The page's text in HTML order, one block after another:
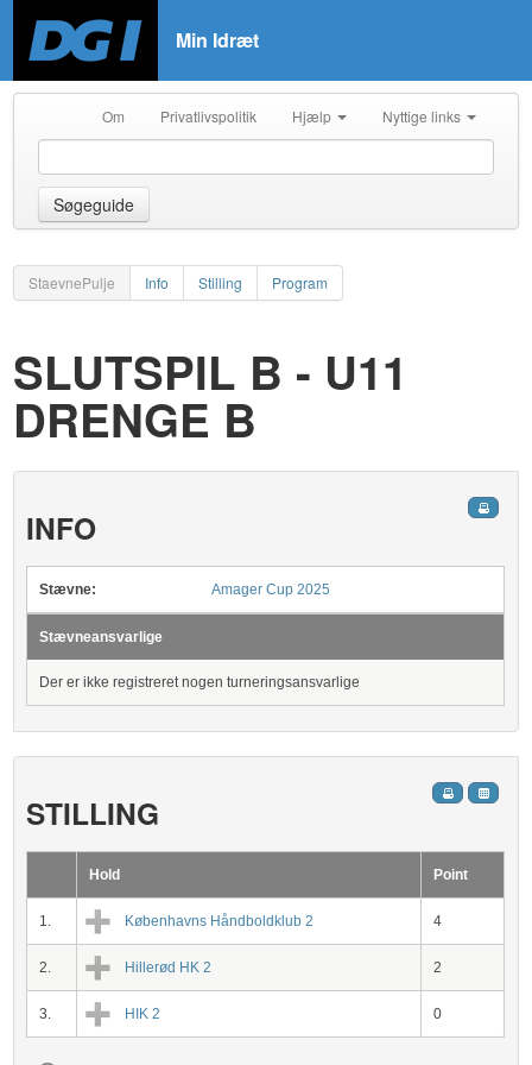
Min Idræt
Om Privatlivspolitik Hjælp Nyttige links
Søgeguide
StaevnePulje Info Stilling Program
SLUTSPIL B - U11
DRENGE B
INFO
Stævne: Amager Cup 2025
Stævneansvarlige
Der er ikke registreret nogen turneringsansvarlige
STILLING
Hold Point
1. Københavns Håndboldklub 2 4
2. Hillerød HK 2 2
3. HIK 2 0